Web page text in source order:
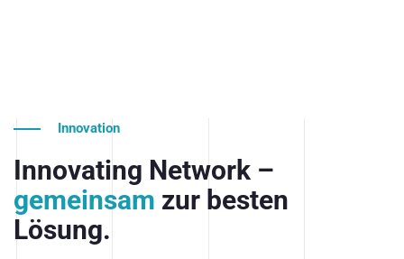
Innovation
Innovating Network –
gemeinsam zur besten
Lösung.